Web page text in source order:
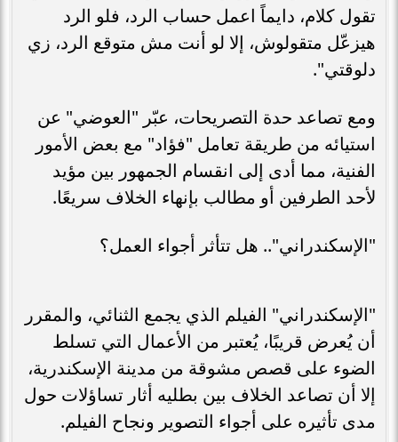
تقول كلام، دايماً اعمل حساب الرد، فلو الرد
هيزعّل متقولوش، إلا لو أنت مش متوقع الرد، زي
دلوقتي".
ومع تصاعد حدة التصريحات، عبّر "العوضي" عن
استيائه من طريقة تعامل "فؤاد" مع بعض الأمور
الفنية، مما أدى إلى انقسام الجمهور بين مؤيد
لأحد الطرفين أو مطالب بإنهاء الخلاف سريعًا.
"الإسكندراني".. هل تتأثر أجواء العمل؟
"الإسكندراني" الفيلم الذي يجمع الثنائي، والمقرر
أن يُعرض قريبًا، يُعتبر من الأعمال التي تسلط
الضوء على قصص مشوقة من مدينة الإسكندرية،
إلا أن تصاعد الخلاف بين بطليه أثار تساؤلات حول
مدى تأثيره على أجواء التصوير ونجاح الفيلم.